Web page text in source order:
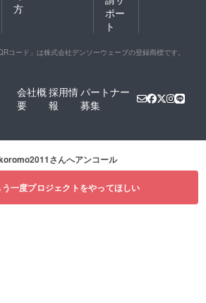
方
ポー
ト
QRコード」は株式会社デンソーウェーブの登録商標です。
会社概
要
採用情
報
パートナー
募集
さんへアンコール
う一度プロジェクトをやってほしい